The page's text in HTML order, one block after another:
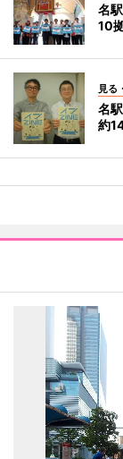
名
10
見る
名
約